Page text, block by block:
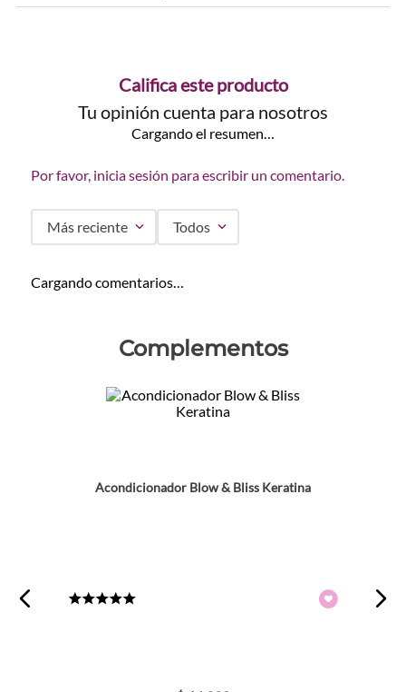
Califica este producto
Tu opinión cuenta para nosotros
Cargando el resumen…
Por favor, inicia sesión para escribir un comentario.
Más reciente Todos
Cargando comentarios…
Complementos
Acondicionador Blow & Bliss Keratina